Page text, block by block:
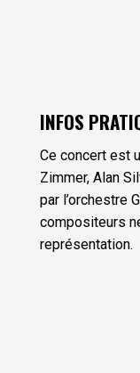
INFOS
Ce concert est
Zimmer, Alan
par l’orchestre
compositeurs
représentation.